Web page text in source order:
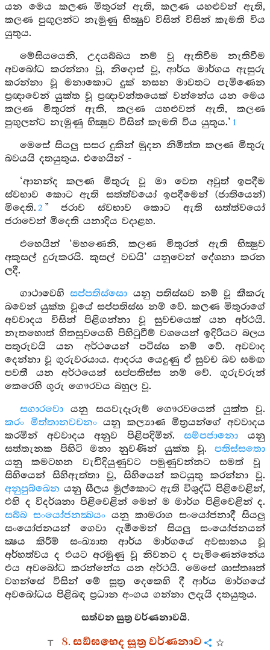
යන මෙය කලණ මිතුරන් ඇති, කලණ යහළුවන් ඇති,
කලණ පුඟුලන්ට නැමුණු භික්‍ෂුව විසින් විසින් කැමති විය
යුතුය.
මේඝියයෙනි, උදයබ්බය නම් වූ ඇතිවීම නැතිවීම
අවබෝධ කරන්නා වූ, නිදොස් වූ, ආර්ය මාර්ගය ඇසුරු
කරන්නා වූ මනාකොට දුක් නසන මාවතට පැමිණෙන
ප්‍රඥාවෙන් යුක්ත වූ ප්‍රඥාවන්තයෙක් වන්නේය යන මෙය
කලණ මිතුරන් ඇති, කලණ යහළුවන් ඇති, කලණ
පුඟුලන්ට නැමුණු භික්‍ෂුව විසින් කැමති විය යුතුය.’ 1
මෙසේ සියලු සසර දුකින් මුදන නිමිත්ත කලණ මිතුරු
බවයයි දතයුතුය. එහෙයින් -
‘ආනන්ද කලණ මිතුරු වූ මා වෙත අවුත් ඉපදීම
ස්වභාව කොට ඇති සත්ත්වයෝ ඉපදීමෙන් (ජාතියෙන්)
මිදෙති. 2 ” ජරාව ස්වභාව කොට ඇති සත්ත්වයෝ
ජරාවෙන් මිදෙති යනාදිය වදාළහ.
එහෙයින් ‘මහණෙනි, කලණ මිතුරන් ඇති භික්‍ෂුව
අකුසල් දුරුකරයි. කුසල් වඩයි’ යනුවෙන් දේශනා කරන
ලදී.
ගාථාවෙහිසප්පතිස්සො යනු පතිස්සව නම් වූ කීකරු
බවෙන් යුක්ත වූයේ සප්පතිස්ස නම් වේ. කලණ මිතුරාගේ
අවවාදය විසින් පිළිගන්නා වූ සුවචයෙක් යන අර්ථයි.
නැතහොත් හිතසුවයෙහි පිහිටුවීම් වශයෙන් ඉදිරියට බලය
පතුරුවයි යන අර්ථයෙන් පටිස්ස නම් වේ. අවවාද
දෙන්නා වූ ගුරුවරයාය. ආදරය යෙදුණු ඒ සුවච බව සමඟ
පවතී යන අර්ථයෙන් සප්පතිස්ස නම් වේ. ගුරුවරුන්
කෙරෙහි ගුරු ගෞරවය බහුල වූ.
සගාරවොයනු සයවැදෑරුම් ගෞරවයෙන් යුක්ත වූ.
කරං මිත්තානවචනංයනු කල්‍යාණ මිත්‍රයන්ගේ අවවාදය
කරමින් අවවාදය අනුව පිළිපදිමින්.සම්පජානො යනු
සත්තැනක පිහිටි මනා නුවණින් යුක්ත වූ. පතිස්සතො
යනු කමටහන වැඩිදියුණුවට පමුණුවන්නට සමත් වූ
සිහියෙන් සිහිඇත්තා වූ, සිහියෙන් කටයුතු කරන්නා වූ.
අනුපුබ්බෙන යනු සීලය මුල්කොට ඇති විශුද්ධි පිළිවෙළින්,
එහි ද විදර්ශනා පිළිවෙළින් මෙන් ම මාර්ග පිළිවෙළින් ද.
සබ්බ සංයෝජනක්‍ඛයං යනු කාමරාග සංයෝජනාදී සියලු
සංයෝජනයන් ගෙවා දැමීමෙන් සියලු සංයෝජනයන්
ක්‍ෂය කිරීම් සංඛ්‍යාත ආර්ය මාර්ගයේ අවසානය වූ
අර්හත්වය ද එයට අරමුණු වූ නිවනට ද පැමිණෙන්නේය
එය අවබෝධ කරන්නේය යන අර්ථයි. මෙසේ ශාස්තෲන්
වහන්සේ විසින් මේ සූත්‍ර දෙකෙහි දී ආර්ය මාර්ගයේ
අවබෝධය පිළිබඳ ප්‍රධාන අංගය ගන්නා ලදැයි දතයුතුය.
සත්වන සුත්‍ර වර්ණනාවයි.
8. සඞ්ඝභෙද සූත්‍ර වර්ණනාව